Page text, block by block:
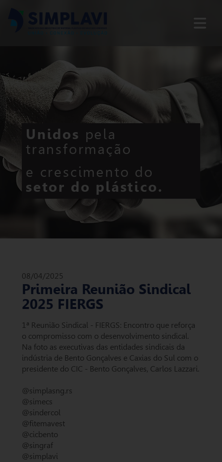
Unidos pela
transformação
e crescimento do
setor do plástico.
08/04/2025
Primeira Reunião Sindical
2025 FIERGS
1ª Reunião Sindical - FIERGS: Encontro que reforça
o compromisso com o desenvolvimento sindical.
Na foto as executivas das entidades sindicais da
indústria de Bento Gonçalves e Caxias do Sul com o
presidente do CIC - Bento Gonçalves, Carlos Lazzari.
@simplasng.rs
@simecs
@sindercol
@fitemavest
@cicbento
@singraf
@simplavi